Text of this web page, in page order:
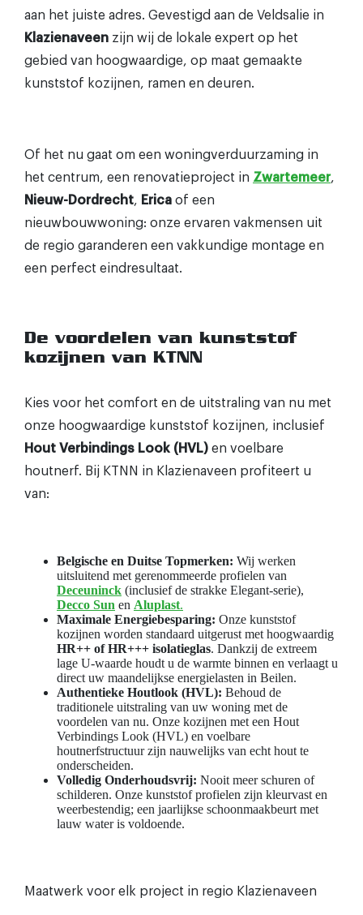
aan het juiste adres. Gevestigd aan de Veldsalie in
Klazienaveen zijn wij de lokale expert op het
gebied van hoogwaardige, op maat gemaakte
kunststof kozijnen, ramen en deuren.
Of het nu gaat om een woningverduurzaming in
het centrum, een renovatieproject in Zwartemeer,
Nieuw-Dordrecht, Erica of een
nieuwbouwwoning: onze ervaren vakmensen uit
de regio garanderen een vakkundige montage en
een perfect eindresultaat.
De voordelen van kunststof
kozijnen van KTNN
Kies voor het comfort en de uitstraling van nu met
onze hoogwaardige kunststof kozijnen, inclusief
Hout Verbindings Look (HVL) en voelbare
houtnerf. Bij KTNN in Klazienaveen profiteert u
van:
Belgische en Duitse Topmerken: Wij werken
uitsluitend met gerenommeerde profielen van
Deceuninck (inclusief de strakke Elegant-serie),
Decco Sun en Aluplast.
Maximale Energiebesparing: Onze kunststof
kozijnen worden standaard uitgerust met hoogwaardig
HR++ of HR+++ isolatieglas. Dankzij de extreem
lage U-waarde houdt u de warmte binnen en verlaagt u
direct uw maandelijkse energielasten in Beilen.
Authentieke Houtlook (HVL): Behoud de
traditionele uitstraling van uw woning met de
voordelen van nu. Onze kozijnen met een Hout
Verbindings Look (HVL) en voelbare
houtnerfstructuur zijn nauwelijks van echt hout te
onderscheiden.
Volledig Onderhoudsvrij: Nooit meer schuren of
schilderen. Onze kunststof profielen zijn kleurvast en
weerbestendig; een jaarlijkse schoonmaakbeurt met
lauw water is voldoende.
Maatwerk voor elk project in regio Klazienaveen